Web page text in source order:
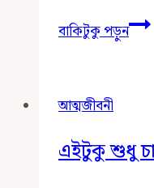
বাকিটুকু পড়ুন
এত
আত্মজীবনী
এইটুকু শুধু